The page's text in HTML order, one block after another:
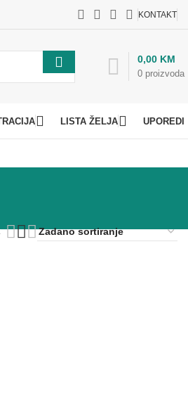
KONTAKT
0 proizvoda
0,00 KM
LISTA ŽELJA UPOREDI